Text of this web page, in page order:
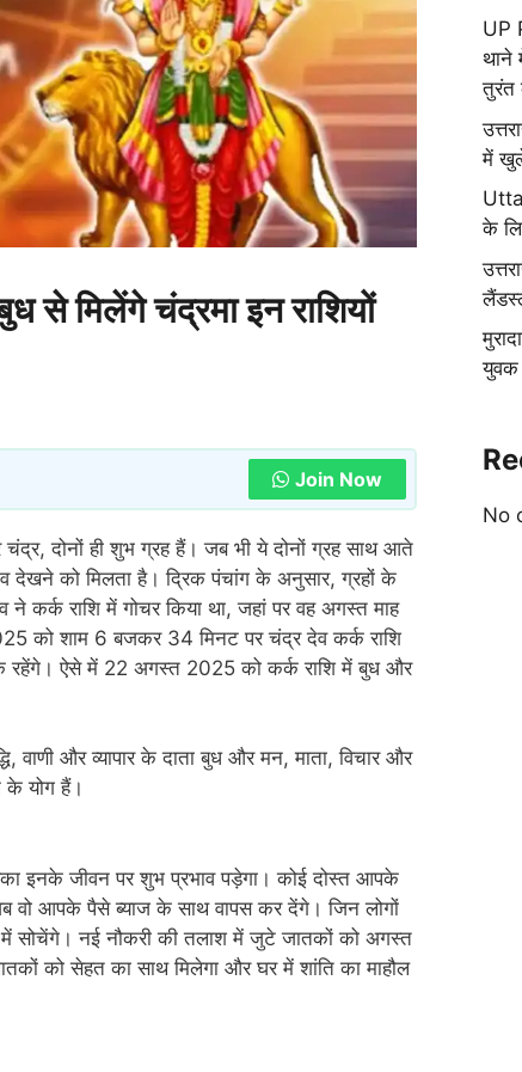
मिलेंगे चंद्रमा इन राशियों
Join Now
दोनों ही शुभ ग्रह हैं। जब भी ये दोनों ग्रह साथ आते
देखने को मिलता है। द्रिक पंचांग के अनुसार, ग्रहों के
राशि में गोचर किया था, जहां पर वह अगस्त माह
को शाम 6 बजकर 34 मिनट पर चंद्र देव कर्क राशि
ऐसे में 22 अगस्त 2025 को कर्क राशि में बुध और
और व्यापार के दाता बुध और मन, माता, विचार और
के योग हैं।
इनके जीवन पर शुभ प्रभाव पड़ेगा। कोई दोस्त आपके
वो आपके पैसे ब्याज के साथ वापस कर देंगे। जिन लोगों
में सोचेंगे। नई नौकरी की तलाश में जुटे जातकों को अगस्त
को सेहत का साथ मिलेगा और घर में शांति का माहौल
UP
थाने
तुरंत
में
के
युवक
No